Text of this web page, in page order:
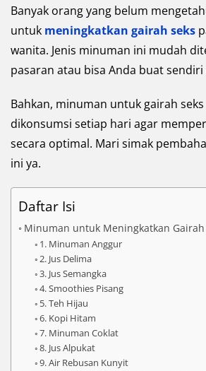
Banyak orang yang belum
untuk meningkatkan gairah seks
wanita. Jenis minuman ini mudah
pasaran atau bisa Anda buat
Bahkan, minuman untuk gairah
dikonsumsi setiap hari agar
secara optimal. Mari simak
ini ya.
Daftar Isi
Minuman untuk Meningkatkan Gairah
1. Minuman Anggur
2. Jus Delima
3. Jus Semangka
4. Smoothies Pisang
5. Teh Hijau
6. Kopi Hitam
7. Minuman Coklat
8. Jus Alpukat
9. Air Rebusan Kunyit